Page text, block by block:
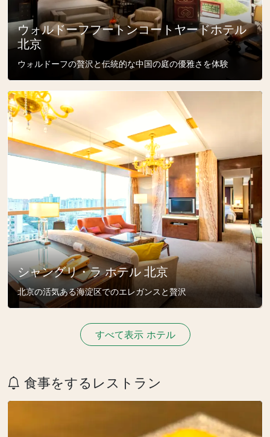
ウォルドーフフートンコートヤードホテル
北京
ウォルドーフの贅沢と伝統的な中国の庭の優雅さを体験
シャングリ・ラ ホテル 北京
北京の活気ある海淀区でのエレガンスと贅沢
すべて表示 ホテル
食事をするレストラン